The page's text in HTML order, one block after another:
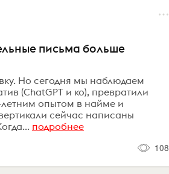
письма больше
Но сегодня мы наблюдаем
(ChatGPT и ко), превратили
летним опытом в найме и
сейчас написаны
подробнее
108